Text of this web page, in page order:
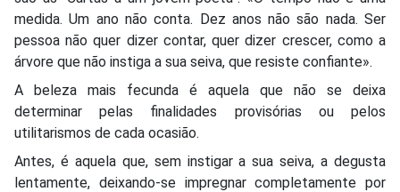
medida. Um ano não conta. Dez anos não são nada. Ser
pessoa não quer dizer contar, quer dizer crescer, como a
árvore que não instiga a sua seiva, que resiste confiante».
A beleza mais fecunda é aquela que não se deixa
determinar pelas finalidades provisórias ou pelos
utilitarismos de cada ocasião.
Antes, é aquela que, sem instigar a sua seiva, a degusta
lentamente, deixando-se impregnar completamente por